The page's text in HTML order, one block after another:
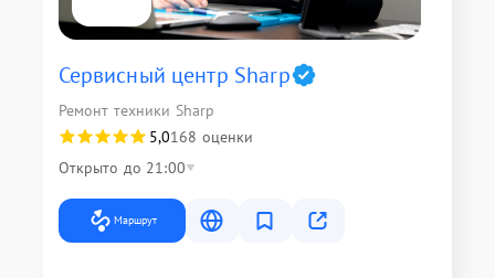
Сервисный центр Sharp
Ремонт техники Sharp
5,0168 оценки
Открыто до 21:00
Маршрут